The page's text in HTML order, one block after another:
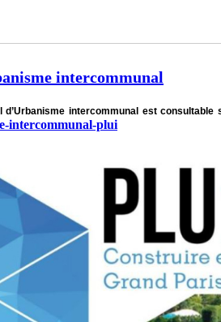
intercommunal
d’Urbanisme intercommunal est
intercommunal-plui